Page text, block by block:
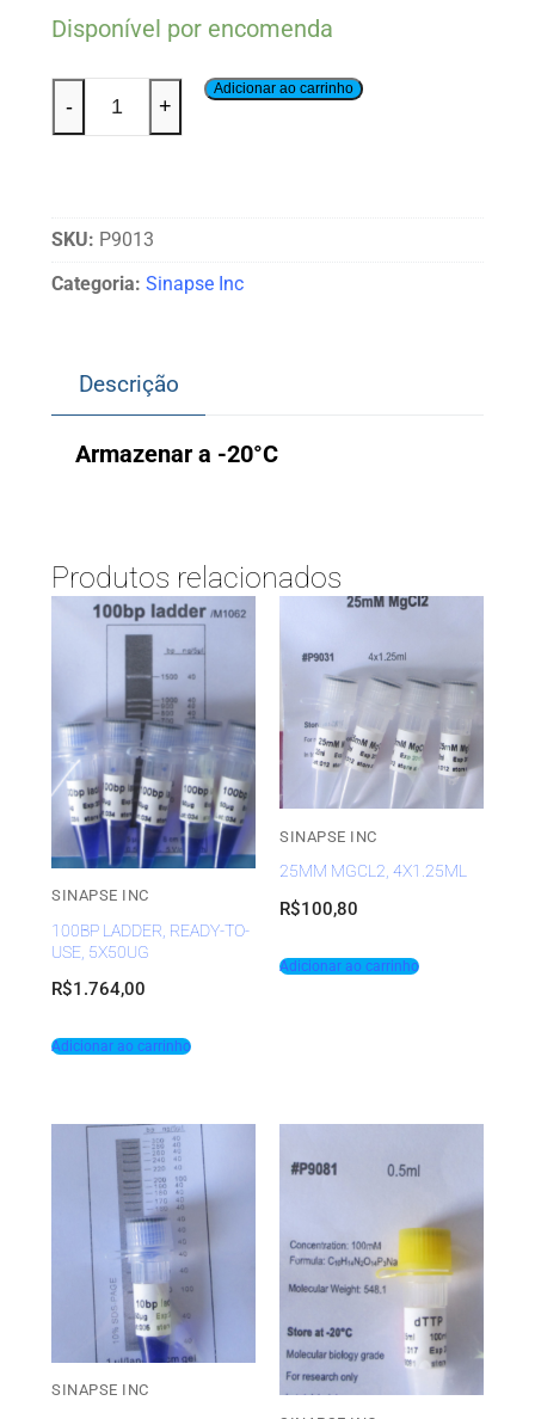
Disponível por encomenda
- +
Adicionar ao carrinho
SKU: P9013
Categoria: Sinapse Inc
Descrição
Armazenar a -20°C
Produtos relacionados
SINAPSE INC
100BP LADDER, READY-TO-
USE, 5X50UG
R$1.764,00
Adicionar ao carrinho
SINAPSE INC
25MM MGCL2, 4X1.25ML
R$100,80
Adicionar ao carrinho
SINAPSE INC